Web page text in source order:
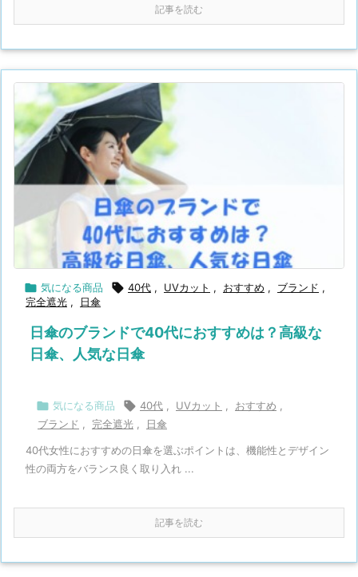
記事を読む
 気になる商品  40代 , UVカット , おすすめ , ブランド ,
完全遮光 , 日傘
日傘のブランドで40代におすすめは？高級な
日傘、人気な日傘
 気になる商品  40代 UVカット おすすめ
ブランド
完全遮光 日傘
40代女性におすすめの日傘を選ぶポイントは、機能性とデザイン
性の両方をバランス良く取り入れ ...
記事を読む